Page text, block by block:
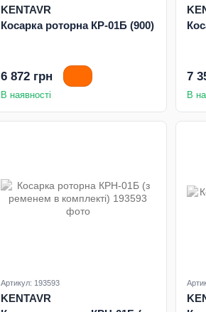
KENTAVR
Косарка роторна КР-01Б (900)
6 872 грн
В наявності
7
В
Артикул: 193593
KENTAVR